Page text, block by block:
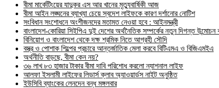
বীমা মার্কেটিংয়ের যাদুকর এস আর খানের মৃত্যুবার্ষিকী আজ
বীমা আইন লঙ্ঘনের ব্যাখ্যা চেয়ে স্বদেশ লাইফকে কারণ দর্শানোর নোটিশ
সংবিধান সংশোধনে অংশীজনদের মতামত নেওয়া হবে : আইনমন্ত্রী
বাংলাদেশ-কোরিয়া সিইপিএ দুই দেশের অর্থনৈতিক সম্পর্কের নতুন দিগন্ত উন্মোচন
বিনিয়োগ ও বাংলাদেশ থেকে দক্ষ শ্রমিক নিতে আগ্রহী সৌদি
বস্ত্র ও পোশাক শিল্পের প্রচারে আন্তর্জাতিক মেলা করবে বিটিএমএ ও বিজিএমইএ
অর্থনীতি বাড়ছে, বীমা কেন নয়?
৩৬ লাখ ৮৩ হাজার টাকার বীমা দাবি পরিশোধ করলো ন্যাশনাল লাইফ
আলফা ইসলামী লাইফের লিডার্স ক্লাব অ্যাওয়ার্ডস নাইট অনুষ্ঠিত
ইউসিবি ব্যাংকের লেনদেন বন্ধ মঙ্গলবার